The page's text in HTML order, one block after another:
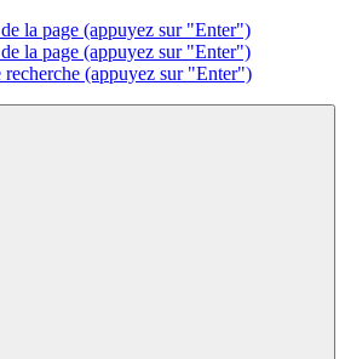
la page (appuyez sur "Enter")
la page (appuyez sur "Enter")
recherche (appuyez sur "Enter")